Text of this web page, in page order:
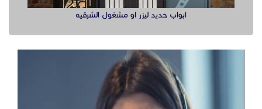
صبابين قهوة جدة
ارقام قهوجيات جدة
قهوجي صبابين جدة